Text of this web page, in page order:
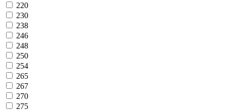
220
230
238
246
248
250
254
265
267
270
275